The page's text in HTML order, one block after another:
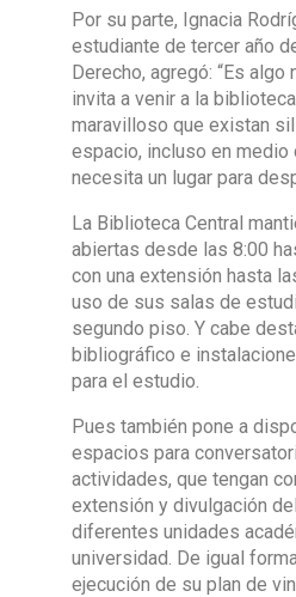
Por su parte, Ignacia
estudiante de tercer año
Derecho, agregó: “Es algo
invita a venir a la
maravilloso que existan
espacio, incluso en medio
necesita un lugar para
La Biblioteca Central
abiertas desde las 8:00
con una extensión hasta
uso de sus salas de
segundo piso. Y cabe
bibliográfico e
para el estudio.
Pues también pone a
espacios para
actividades, que tengan
extensión y divulgación
diferentes unidades
universidad. De igual
ejecución de su plan de